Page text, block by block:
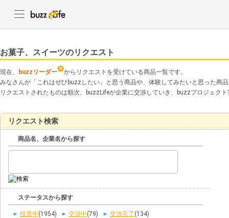
お菓子、スイーツのリクエスト
現在、 buzzリーダー
からリクエストを受けている商品一覧です。
みなさんが「これはぜひbuzzしたい」と思う商品や、体験してみたいと思った商
リクエストされたものは順次、buzzLifeが企業に交渉していき、buzzプロジェク
リクエスト検索
商品名、企業名から探す
ステータスから探す
投票中(1954) 交渉中(79) 交渉完了 (134)